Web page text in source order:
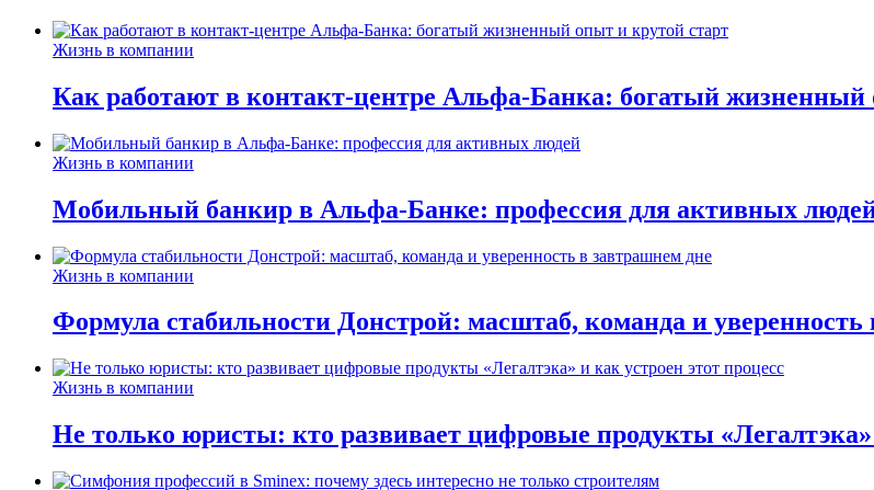
Жизнь в компании
Как работают в контакт-центре Альфа-Банка: богатый жизненный
Жизнь в компании
Мобильный банкир в Альфа-Банке: профессия для активных
Жизнь в компании
Формула стабильности Донстрой: масштаб, команда и уверенность
Жизнь в компании
Не только юристы: кто развивает цифровые продукты «Легалтэка»